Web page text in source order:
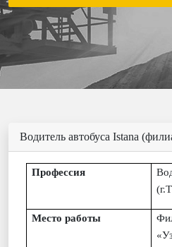
Водитель автобуса Istana
Профессия Во
Место работы